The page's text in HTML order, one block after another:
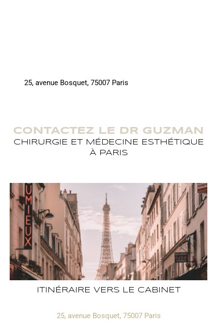
25, avenue Bosquet, 75007 Paris
CONTACTEZ LE DR GUZMAN
CHIRURGIE ET MÉDECINE ESTHÉTIQUE
À PARIS
ITINÉRAIRE VERS LE CABINET
25, avenue Bosquet, 75007 Paris